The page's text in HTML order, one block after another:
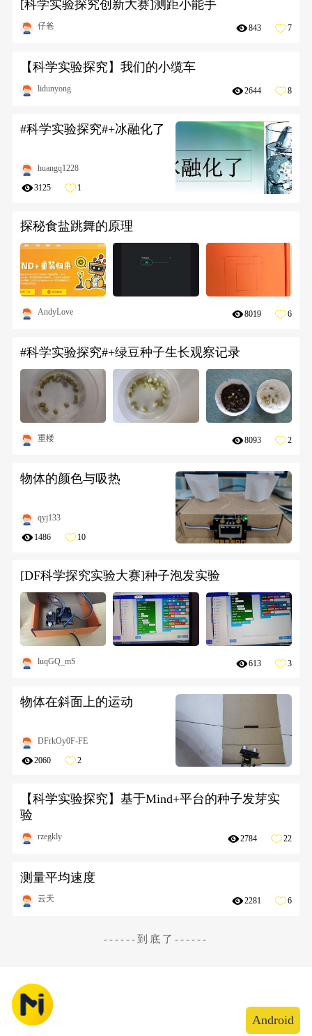
[科学实验探究创新大赛]测距小能手
仔爸 843 7
【科学实验探究】我们的小缆车
lidunyong 2644 8
#科学实验探究#+冰融化了
huangq1228
3125 1
探秘食盐跳舞的原理
AndyLove 8019 6
#科学实验探究#+绿豆种子生长观察记录
重楼 8093 2
物体的颜色与吸热
qyj133
1486 10
[DF科学探究实验大赛]种子泡发实验
luqGQ_mS 613 3
物体在斜面上的运动
DFrkOy0F-FE
2060 2
【科学实验探究】基于Mind+平台的种子发芽实
验
rzegkly 2784 22
测量平均速度
云天 2281 6
------到底了------
Android